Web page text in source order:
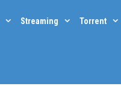
Streaming Torrent